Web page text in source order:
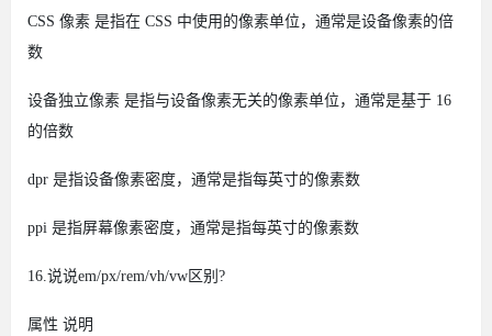
CSS 像素 是指在 CSS 中使用的像素单位，通常是设备像素的倍
数
设备独立像素 是指与设备像素无关的像素单位，通常是基于 16
的倍数
dpr 是指设备像素密度，通常是指每英寸的像素数
ppi 是指屏幕像素密度，通常是指每英寸的像素数
16.说说em/px/rem/vh/vw区别?
属性 说明